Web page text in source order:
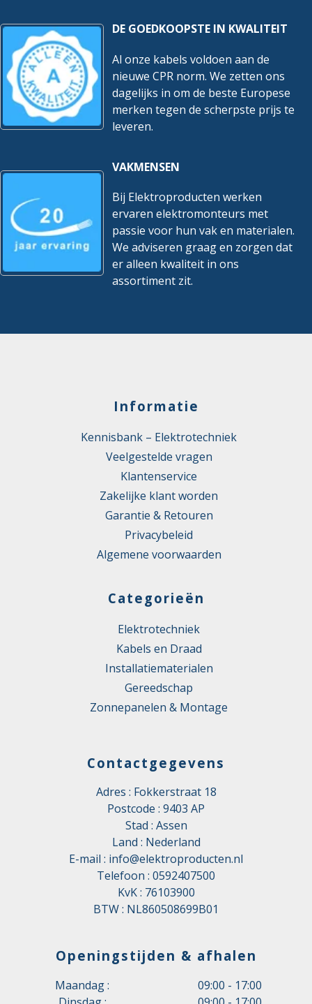
DE GOEDKOOPSTE IN KWALITEIT
Al onze kabels voldoen aan de
nieuwe CPR norm. We zetten ons
dagelijks in om de beste Europese
merken tegen de scherpste prijs te
leveren.
VAKMENSEN
Bij Elektroproducten werken
ervaren elektromonteurs met
passie voor hun vak en materialen.
We adviseren graag en zorgen dat
er alleen kwaliteit in ons
assortiment zit.
Informatie
Kennisbank – Elektrotechniek
Veelgestelde vragen
Klantenservice
Zakelijke klant worden
Garantie & Retouren
Privacybeleid
Algemene voorwaarden
Categorieën
Elektrotechniek
Kabels en Draad
Installatiematerialen
Gereedschap
Zonnepanelen & Montage
Contactgegevens
Adres : Fokkerstraat 18
Postcode : 9403 AP
Stad : Assen
Land : Nederland
E-mail : info@elektroproducten.nl
Telefoon : 0592407500
KvK : 76103900
BTW : NL860508699B01
Openingstijden & afhalen
Maandag :
09:00 - 17:00